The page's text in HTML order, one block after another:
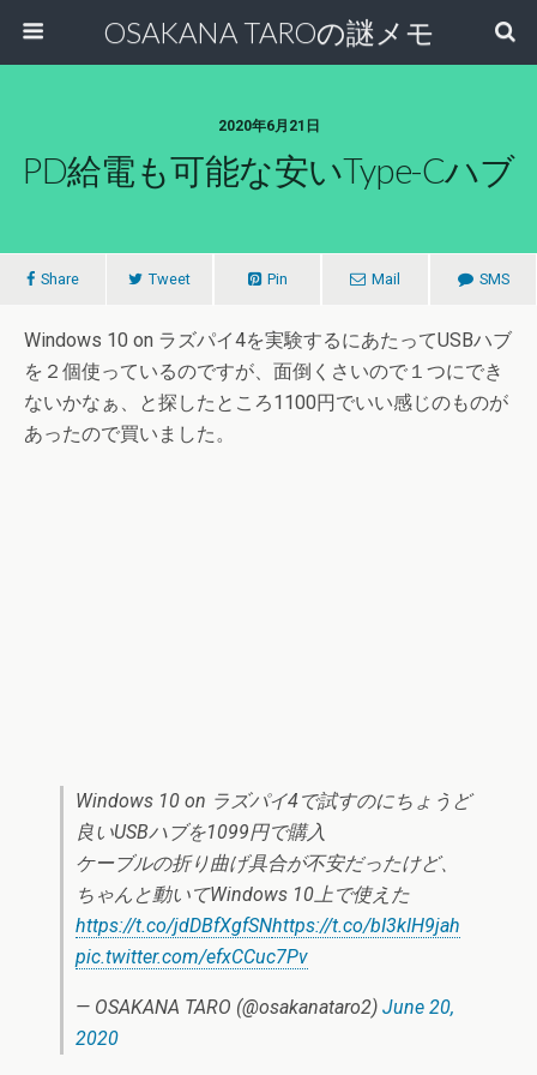
OSAKANA TAROの謎メモ
2020年6月21日
PD給電も可能な安いType-Cハブ
Share Tweet Pin Mail SMS
Windows 10 on ラズパイ4を実験するにあたってUSBハブ
を２個使っているのですが、面倒くさいので１つにでき
ないかなぁ、と探したところ1100円でいい感じのものが
あったので買いました。
Windows 10 on ラズパイ4で試すのにちょうど
良いUSBハブを1099円で購入
ケーブルの折り曲げ具合が不安だったけど、
ちゃんと動いてWindows 10上で使えた
https://t.co/jdDBfXgfSNhttps://t.co/bI3kIH9jah
pic.twitter.com/efxCCuc7Pv
— OSAKANA TARO (@osakanataro2) June 20,
2020